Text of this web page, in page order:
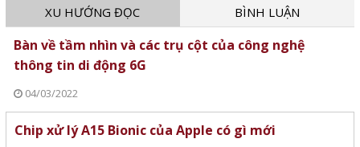
XU HƯỚNG ĐỌC BÌNH LUẬN
Bàn về tầm nhìn và các trụ cột của công nghệ
thông tin di động 6G
04/03/2022
Chip xử lý A15 Bionic của Apple có gì mới